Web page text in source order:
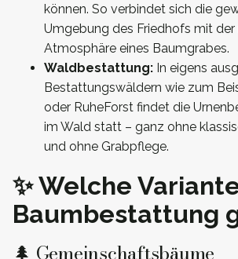
können. So verbindet sich die
Umgebung des Friedhofs mit
Atmosphäre eines Baumgrabes.
Waldbestattung: In eigens
Bestattungswäldern wie zum
oder RuheForst findet die
im Wald statt – ganz ohne
und ohne Grabpflege.
✨ Welche
Baumbestattung
🌲 Gemeinschaftsbäume